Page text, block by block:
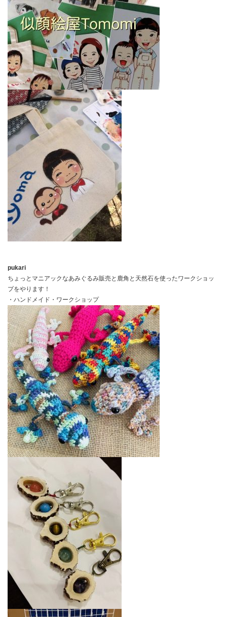
pukari
ちょっとマニアックなあみぐるみ販売と鹿角と天然石を使ったワークショッ
プをやります！
・ハンドメイド・ワークショップ